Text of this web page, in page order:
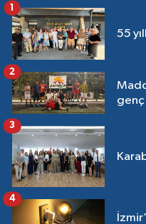
55
1
genç
2
3
4